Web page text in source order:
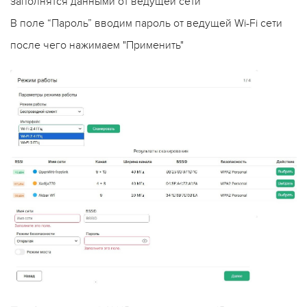
В поле “Пароль” вводим пароль от ведущей Wi-Fi сети
после чего нажимаем "Применить"